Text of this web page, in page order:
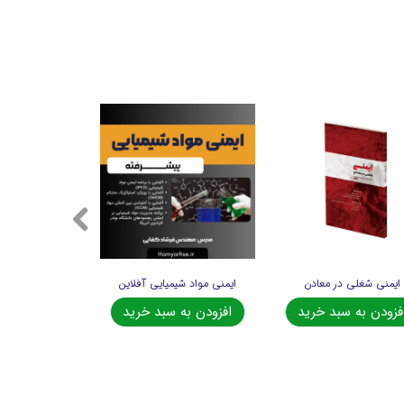
ایمنی مواد شیمیایی آفلاین
افزودن به سبد خرید
ایمنی شغلی در معادن
به سبد خرید